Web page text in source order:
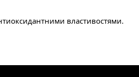
властивостями.